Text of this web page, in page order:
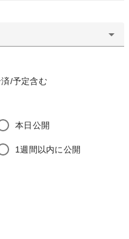
/予定含む
本日公開
1週間以内に公開